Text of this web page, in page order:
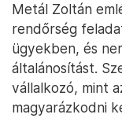
Metál Zoltán
rendőrség
ügyekben, és
általánosítást.
vállalkozó, mint
magyarázkodni